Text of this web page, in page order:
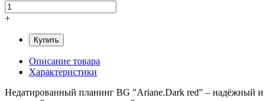
+
Купить
Описание товара
Характеристики
Недатированный планинг BG "Ariane.Dark red" – надёжный и